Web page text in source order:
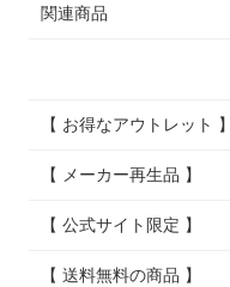
関連商品
【 お得なアウトレット 】
【 メーカー再生品 】
【 公式サイト限定 】
【 送料無料の商品 】